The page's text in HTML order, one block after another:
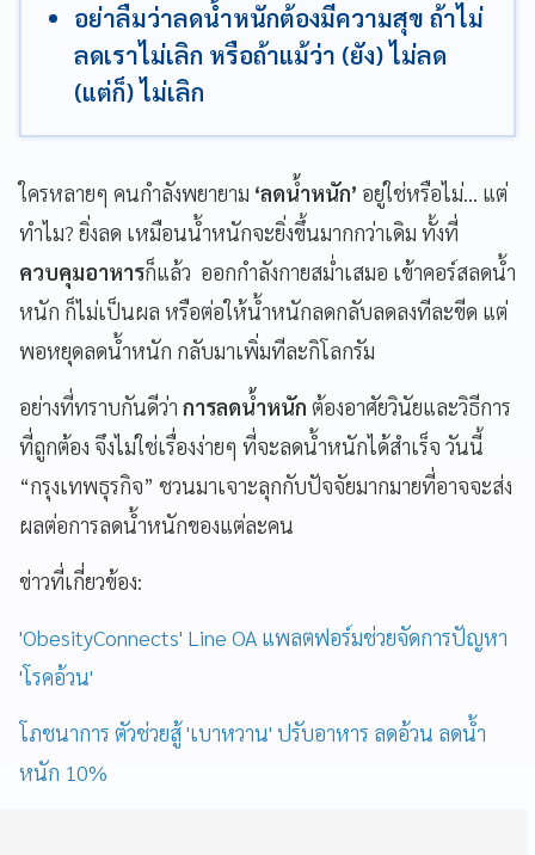
อย่าลืมว่าลดน้ำหนักต้องมีความสุข ถ้าไม่
ลดเราไม่เลิก หรือถ้าแม้ว่า (ยัง) ไม่ลด
(แต่ก็) ไม่เลิก
ใครหลายๆ คนกำลังพยายาม ‘ลดน้ำหนัก’ อยู่ใช่หรือไม่... แต่
ทำไม? ยิ่งลด เหมือนน้ำหนักจะยิ่งขึ้นมากกว่าเดิม ทั้งที่
ควบคุมอาหารก็แล้ว ออกกำลังกายสม่ำเสมอ เข้าคอร์สลดน้ำ
หนัก ก็ไม่เป็นผล หรือต่อให้น้ำหนักลดกลับลดลงทีละขีด แต่
พอหยุดลดน้ำหนัก กลับมาเพิ่มทีละกิโลกรัม
อย่างที่ทราบกันดีว่า การลดน้ำหนัก ต้องอาศัยวินัยและวิธีการ
ที่ถูกต้อง จึงไม่ใช่เรื่องง่ายๆ ที่จะลดน้ำหนักได้สำเร็จ วันนี้
“กรุงเทพธุรกิจ” ชวนมาเจาะลุกกับปัจจัยมากมายที่อาจจะส่ง
ผลต่อการลดน้ำหนักของแต่ละคน
ข่าวที่เกี่ยวข้อง:
'ObesityConnects' Line OA แพลตฟอร์มช่วยจัดการปัญหา
'โรคอ้วน'
โภชนาการ ตัวช่วยสู้ 'เบาหวาน' ปรับอาหาร ลดอ้วน ลดน้ำ
หนัก 10%